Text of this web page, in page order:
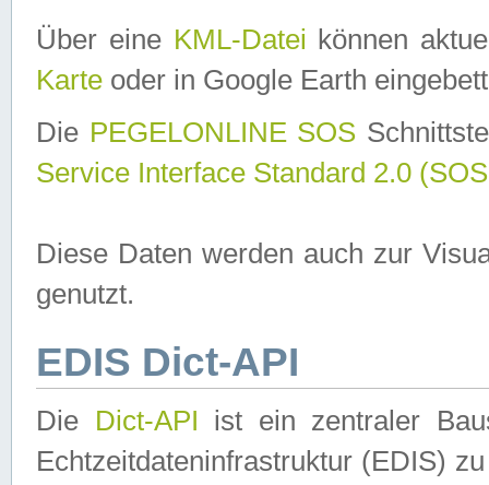
Über eine KML-Datei können
Karte oder in Google Earth
Die PEGELONLINE SOS
Service Interface Standard 2.0
Diese Daten werden auch zur
genutzt.
EDIS Dict-API
Die Dict-API ist ein zentraler
Echtzeitdateninfrastruktur (EDIS)